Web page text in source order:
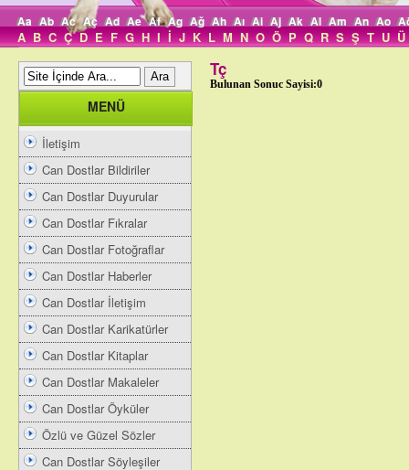
Aa Ab Ac Aç Ad Ae Af Ag Ağ Ah Aı Ai Aj Ak Al Am An Ao
A B C Ç D E F G H I İ J K L M N O Ö P Q R S Ş T U Ü
MENÜ
İletişim
Can Dostlar Bildiriler
Can Dostlar Duyurular
Can Dostlar Fıkralar
Can Dostlar Fotoğraflar
Can Dostlar Haberler
Can Dostlar İletişim
Can Dostlar Karikatürler
Can Dostlar Kitaplar
Can Dostlar Makaleler
Can Dostlar Öyküler
Özlü ve Güzel Sözler
Can Dostlar Söyleşiler
Tç
Bulunan Sonuc Sayisi:0